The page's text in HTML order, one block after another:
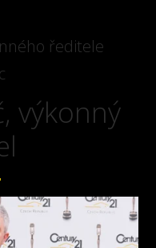
ředitele
výkonný